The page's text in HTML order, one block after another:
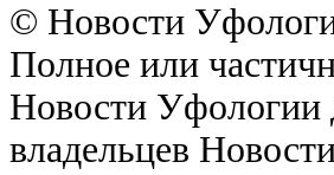
© Новости
Полное или
Новости Уфологии
владельцев